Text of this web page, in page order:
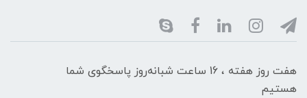
هفت روز هفته ، 16 ساعت شبانه‌روز پاسخگوی شما
هستیم